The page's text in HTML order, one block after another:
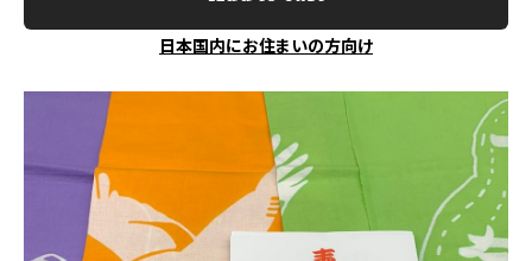
日本国内にお住まいの方向け